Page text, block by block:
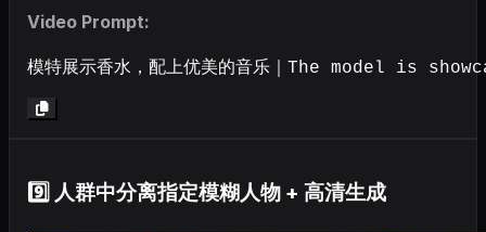
Video Prompt:
模特展示香水，配上优美的音乐｜The model is
9️⃣ 人群中分离指定模糊人物 + 高清生成